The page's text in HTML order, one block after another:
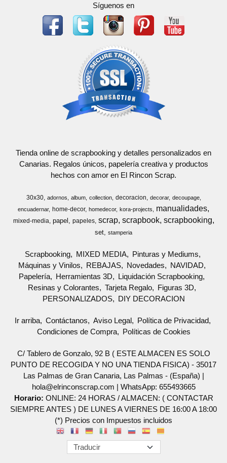
Síguenos en
Tienda online de scrapbooking y detalles personalizados en
Canarias. Regalos únicos, papelería creativa y productos
hechos con amor en El Rincon Scrap.
30x30 adornos album collection decoracion decorar
decoupage
encuadernar
home-decor homedecor kora-projects manualidades
mixed-media papel papeles scrap scrapbook scrapbooking
set stamperia
Scrapbooking MIXED MEDIA
Pinturas y Mediums
Máquinas y Vinilos
REBAJAS Novedades
NAVIDAD
Papelería
Herramientas 3D
Liquidación Scrapbooking
Resinas y Colorantes
Tarjeta Regalo
Figuras 3D
PERSONALIZADOS
DIY DECORACION
Ir arriba Contáctanos Aviso Legal
Política de Privacidad
Condiciones de Compra
Políticas de Cookies
C/ Tablero de Gonzalo, 92 B ( ESTE ALMACEN ES SOLO
PUNTO DE RECOGIDA Y NO UNA TIENDA FISICA) - 35017
Las Palmas de Gran Canaria, Las Palmas - (España) |
hola@elrinconscrap.com | WhatsApp: 655493665
Horario: ONLINE: 24 HORAS / ALMACEN: ( CONTACTAR
SIEMPRE ANTES ) DE LUNES A VIERNES DE 16:00 A 18:00
(*) Precios con Impuestos incluidos